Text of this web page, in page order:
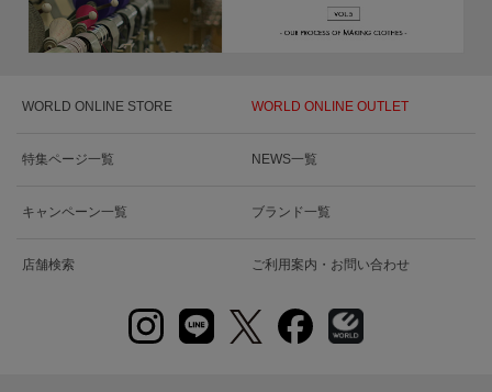
WORLD ONLINE STORE WORLD ONLINE OUTLET
特集ページ一覧 NEWS一覧
キャンペーン一覧 ブランド一覧
店舗検索 ご利用案内・お問い合わせ